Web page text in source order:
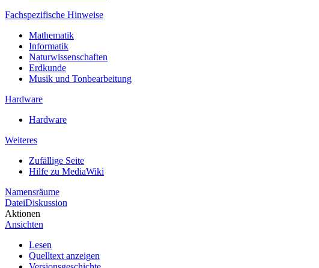
Fachspezifische Hinweise
Mathematik
Informatik
Naturwissenschaften
Erdkunde
Musik und Tonbearbeitung
Hardware
Hardware
Weiteres
Zufällige Seite
Hilfe zu MediaWiki
Namensräume
DateiDiskussion
Aktionen
Ansichten
Lesen
Quelltext anzeigen